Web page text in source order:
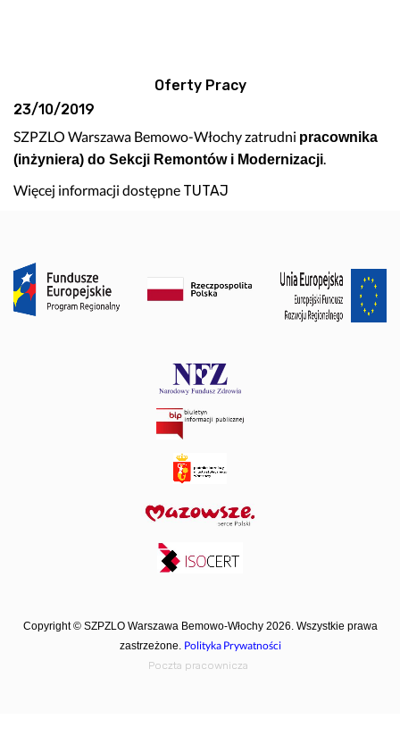
Oferty Pracy
23/10/2019
SZPZLO Warszawa Bemowo-Włochy zatrudni pracownika
(inżyniera) do Sekcji Remontów i Modernizacji.
Więcej informacji dostępne TUTAJ
Copyright © SZPZLO Warszawa Bemowo-Włochy 2026. Wszystkie prawa
zastrzeżone. Polityka Prywatności
Poczta pracownicza